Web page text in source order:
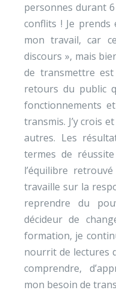
personnes durant
conflits ! Je
mon travail, car
discours », mais
de transmettre
retours du public
fonctionnements
transmis. J’y crois
autres. Les
termes de
l’équilibre
travaille sur la
reprendre du
décideur de
formation, je
nourrit de lectures
comprendre,
mon besoin de